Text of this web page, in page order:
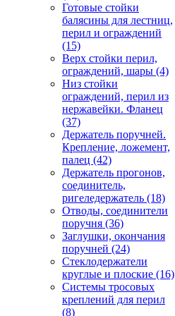
Готовые стойки
балясины для лестниц,
перил и ограждений
(15)
Верх стойки перил,
ограждений, шары (4)
Низ стойки
ограждений, перил из
нержавейки. Фланец
(37)
Держатель поручней.
Крепление, ложемент,
палец (42)
Держатель прогонов,
соединитель,
ригеледержатель (18)
Отводы, соединители
поручня (36)
Заглушки, окончания
поручней (24)
Стеклодержатели
круглые и плоские (16)
Системы тросовых
креплений для перил
(8)